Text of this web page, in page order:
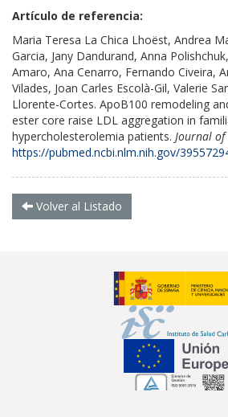
Artículo de referencia:
Maria Teresa La Chica Lhoëst, Andrea
Garcia, Jany Dandurand, Anna
Amaro, Ana Cenarro, Fernando Civeira,
Vilades, Joan Carles Escolà-Gil, Valerie
Llorente-Cortes. ApoB100 remodeling
ester core raise LDL aggregation in
hypercholesterolemia patients. Journal of
https://pubmed.ncbi.nlm.nih.gov/
Volver al Listado